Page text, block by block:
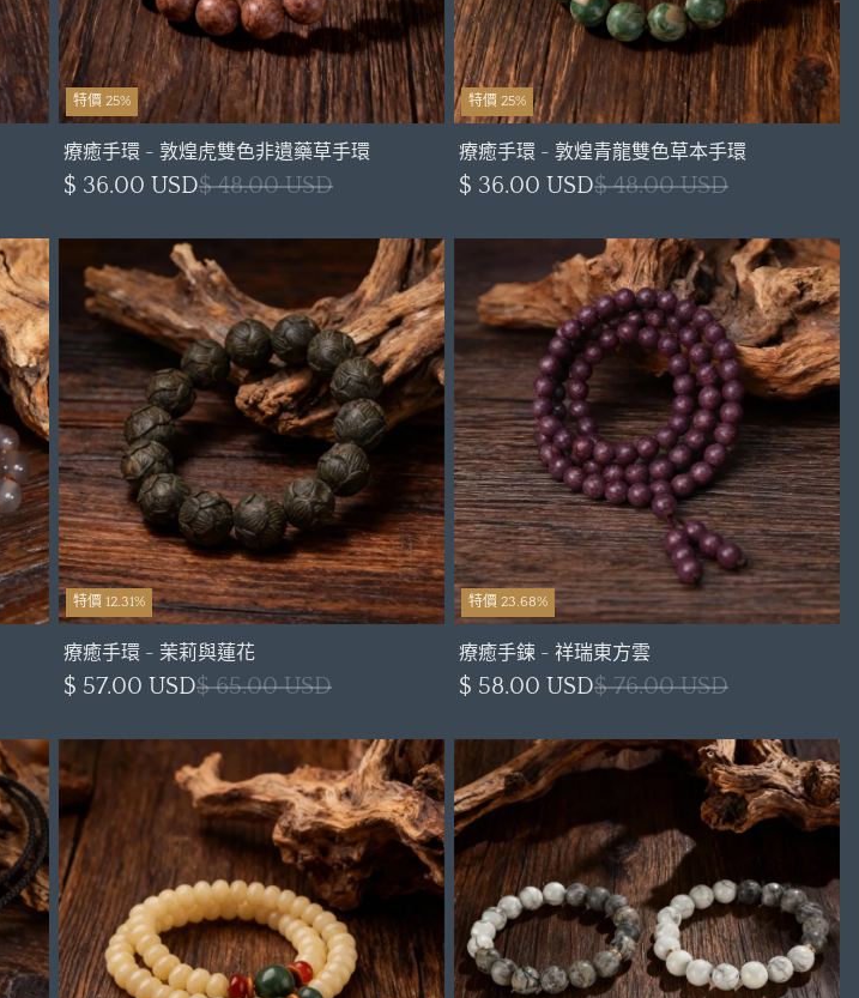
特價 25%
療癒手環 - 敦煌虎雙色非遺藥草手環
$ 36.00 USD$ 48.00 USD
特價 25%
療癒手環 - 敦煌青龍雙色草本手環
$ 36.00 USD$ 48.00 USD
特價 12.31%
療癒手環 - 茉莉與蓮花
$ 57.00 USD$ 65.00 USD
特價 23.68%
療癒手鍊 - 祥瑞東方雲
$ 58.00 USD$ 76.00 USD